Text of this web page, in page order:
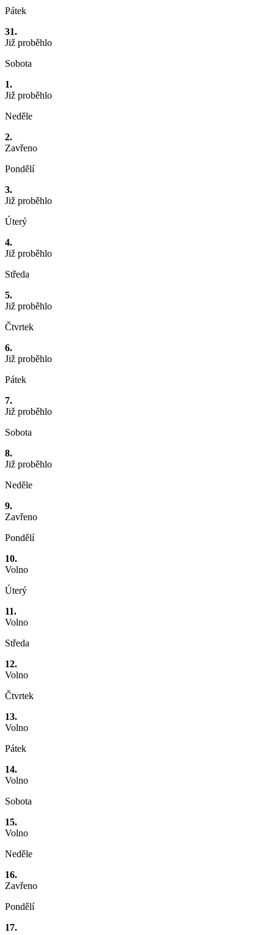
Pátek
31.
Již proběhlo
Sobota
1.
Již proběhlo
Neděle
2.
Zavřeno
Pondělí
3.
Již proběhlo
Úterý
4.
Již proběhlo
Středa
5.
Již proběhlo
Čtvrtek
6.
Již proběhlo
Pátek
7.
Již proběhlo
Sobota
8.
Již proběhlo
Neděle
9.
Zavřeno
Pondělí
10.
Volno
Úterý
11.
Volno
Středa
12.
Volno
Čtvrtek
13.
Volno
Pátek
14.
Volno
Sobota
15.
Volno
Neděle
16.
Zavřeno
Pondělí
17.